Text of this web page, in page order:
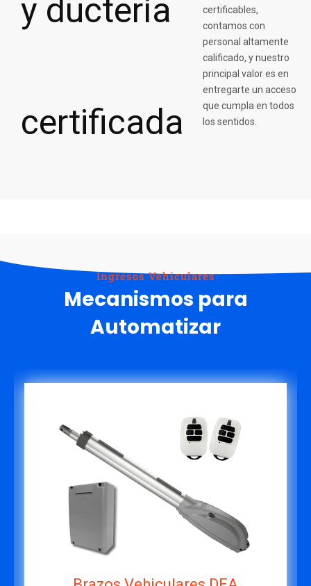
certificables,
contamos con
personal altamente
calificado, y nuestro
principal valor es en
entregarte un acceso
que cumpla en todos
los sentidos.
Ingresos Vehiculares
Mecanismos para
Automatizar